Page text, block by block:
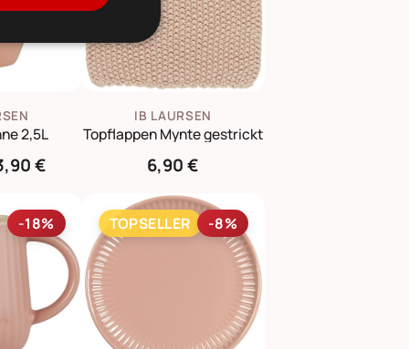
2,5L
€
IB LAURSEN
Topflappen Mynte gestrickt
6,90 €
-18% TOPSELLER -8%